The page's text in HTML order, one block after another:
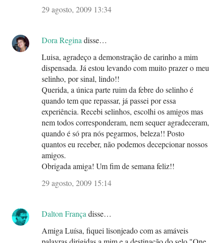
29 agosto, 2009 13:34
Dora Reginadisse…
Luisa, agradeço a demonstração de carinho a mim
dispensada. Já estou levando com muito prazer o meu
selinho, por sinal, lindo!!
Querida, a única parte ruim da febre do selinho é
quando tem que repassar, já passei por essa
experiência. Recebi selinhos, escolhi os amigos mas
nem todos corresponderam, nem sequer agradeceram,
quando é só pra nós pegarmos, beleza!! Posto
quantos eu receber, não podemos decepcionar nossos
amigos.
Obrigada amiga! Um fim de semana feliz!!
29 agosto, 2009 15:14
Dalton Françadisse…
Amiga Luísa, fiquei lisonjeado com as amáveis